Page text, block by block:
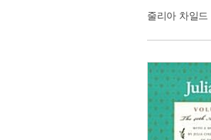
줄리아 차일드